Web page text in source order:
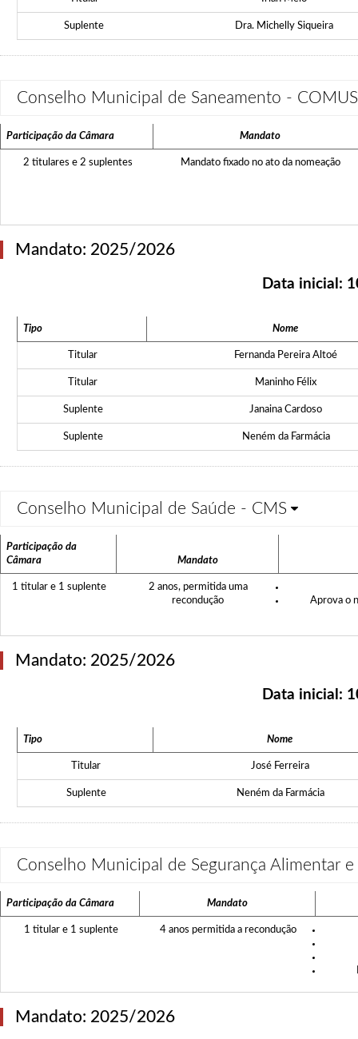
Suplente Dra. Michelly Siqueira
Conselho Municipal de Saneamento -
Participação da Câmara Mandato
2 titulares e 2 suplentes Mandato fixado no ato da nomeação
Mandato: 2025/2026
Data inicial:
Tipo Nome
Titular Fernanda Pereira Altoé
Titular Maninho Félix
Suplente Janaina Cardoso
Suplente Neném da Farmácia
Conselho Municipal de Saúde - CMS
Participação da
Câmara
Mandato
1 titular e 1 suplente
2 anos, permitida uma
recondução
Aprova o
Mandato: 2025/2026
Data inicial:
Tipo Nome
Titular José Ferreira
Suplente Neném da Farmácia
Conselho Municipal de Segurança Alimentar
Participação da Câmara Mandato
1 titular e 1 suplente 4 anos permitida a recondução
Mandato: 2025/2026